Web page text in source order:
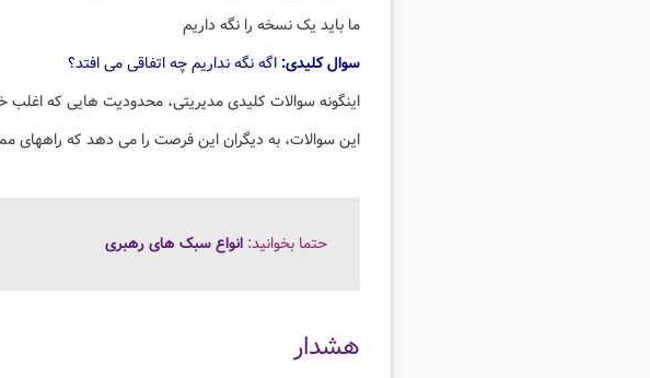
ما باید یک نسخه را نگه داریم
سوال کلیدی: اگه نگه نداریم چه اتفاقی می افتد؟
اینگونه سوالات کلیدی مدیریتی، محدودیت هایی که
این سوالات، به دیگران این فرصت را می دهد که راههای
حتما بخوانید: انواع سبک های رهبری
هشدار